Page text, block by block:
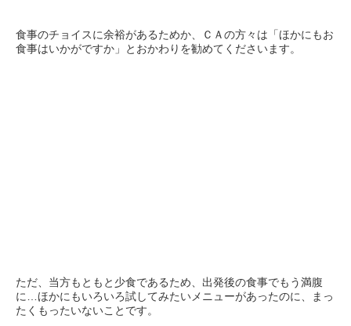
食事のチョイスに余裕があるためか、ＣＡの方々は「ほかにもお
食事はいかがですか」とおかわりを勧めてくださいます。
ただ、当方もともと少食であるため、出発後の食事でもう満腹
に…ほかにもいろいろ試してみたいメニューがあったのに、まっ
たくもったいないことです。